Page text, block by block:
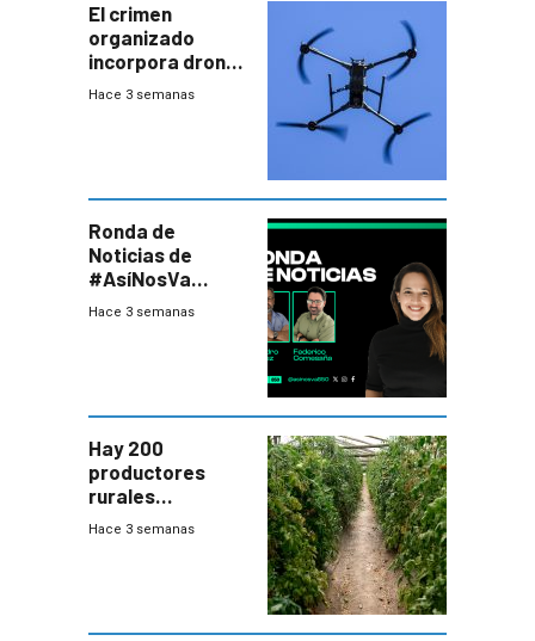
El crimen
organizado
incorpora drones
y abre un nuevo
Hace 3 semanas
Ronda de
Noticias de
#AsíNosVa
(20/7/26)
Hace 3 semanas
Hay 200
productores
rurales
afectados tras
Hace 3 semanas